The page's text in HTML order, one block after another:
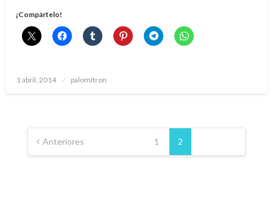
¡Compártelo!
Publicado
1 abril, 2014 palomitron
Paginación
de
entradas
Anteriores 1 2